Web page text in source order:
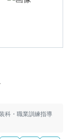
科・職業訓練指導